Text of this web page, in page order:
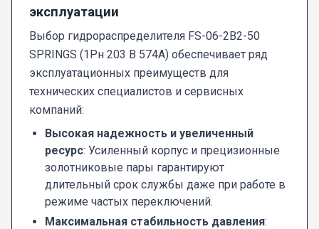
эксплуатации
Выбор гидрораспределителя FS-06-2В2-50
SPRINGS (1Рн 203 В 574А) обеспечивает ряд
эксплуатационных преимуществ для
технических специалистов и сервисных
компаний:
Высокая надежность и увеличенный
ресурс: Усиленный корпус и прецизионные
золотниковые пары гарантируют
длительный срок службы даже при работе в
режиме частых переключений.
Максимальная стабильность давления: